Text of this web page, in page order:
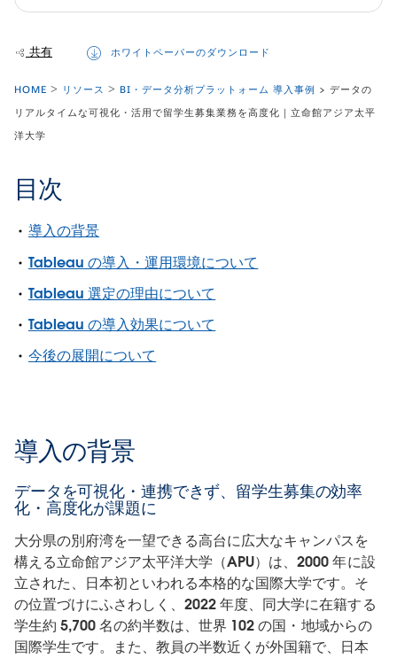
共有 ホワイトペーパーのダウンロード
HOME リソース BI・データ分析プラットォーム 導入事例 > データの
リアルタイムな可視化・活用で留学生募集業務を高度化｜立命館アジア太平
洋大学
目次
導入の背景
Tableau の導入・運用環境について
Tableau 選定の理由について
Tableau の導入効果について
今後の展開について
導入の背景
データを可視化・連携できず、留学生募集の効率
化・高度化が課題に
大分県の別府湾を一望できる高台に広大なキャンパスを
構える立命館アジア太平洋大学（APU）は、2000 年に設
立された、日本初といわれる本格的な国際大学です。そ
の位置づけにふさわしく、2022 年度、同大学に在籍する
学生約 5,700 名の約半数は、世界 102 の国・地域からの
国際学生です。また、教員の半数近くが外国籍で、日本